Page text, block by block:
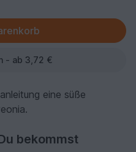
- ab 3,72 €
eine süße
bekommst